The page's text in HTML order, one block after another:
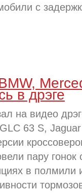
с
в дрэге
на видео
63 S,
пару
в